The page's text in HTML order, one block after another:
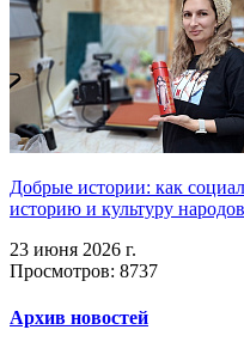
Добрые истории: как
историю и культуру
23 июня 2026 г.
Просмотров: 8737
Архив новостей